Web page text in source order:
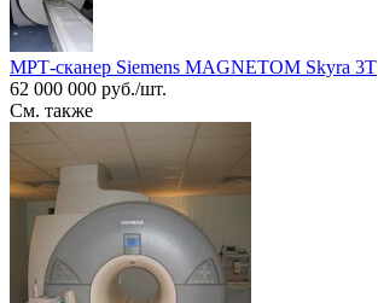
МРТ-сканер Siemens MAGNETOM Skyra 3T
62 000 000 руб./шт.
См. также